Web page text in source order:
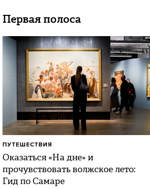
Первая полоса
Оказаться «На дне» и
прочувствовать волжское лето:
Гид по Самаре
ПУТЕШЕСТВИЯ